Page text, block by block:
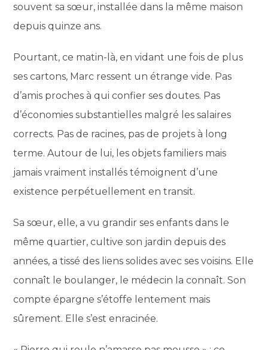
souvent sa sœur, installée dans la même maison
depuis quinze ans.
Pourtant, ce matin-là, en vidant une fois de plus
ses cartons, Marc ressent un étrange vide. Pas
d’amis proches à qui confier ses doutes. Pas
d’économies substantielles malgré les salaires
corrects. Pas de racines, pas de projets à long
terme. Autour de lui, les objets familiers mais
jamais vraiment installés témoignent d’une
existence perpétuellement en transit.
Sa sœur, elle, a vu grandir ses enfants dans le
même quartier, cultive son jardin depuis des
années, a tissé des liens solides avec ses voisins. Elle
connaît le boulanger, le médecin la connaît. Son
compte épargne s’étoffe lentement mais
sûrement. Elle s’est enracinée.